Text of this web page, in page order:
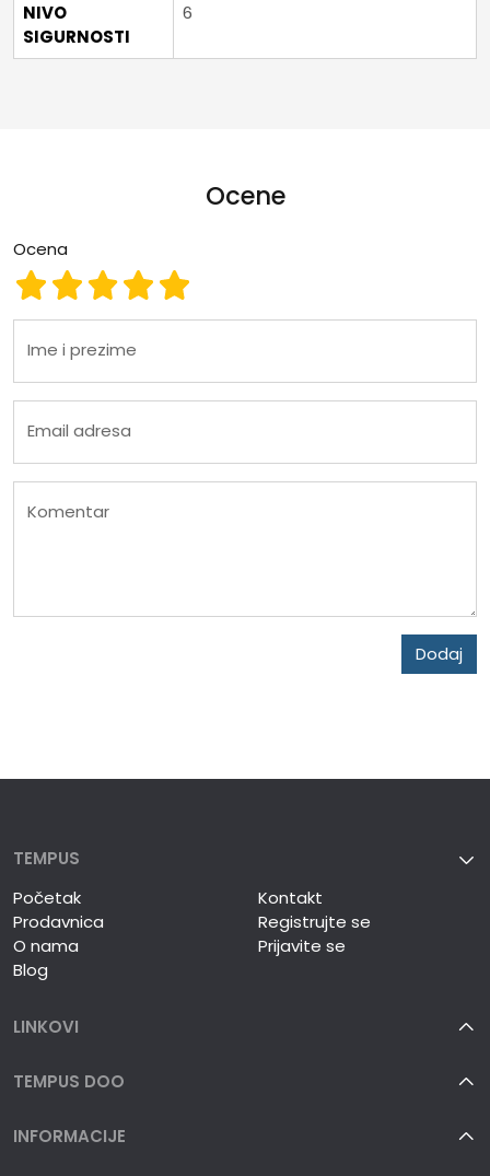
NIVO
SIGURNOSTI
6
Ocene
Ocena
Ocena 5
Ocena 4
Ocena 3
Ocena 2
Ocena 1
Ime i prezime
Email adresa
Komentar
Dodaj
TEMPUS
Početak
Prodavnica
O nama
Blog
Kontakt
Registrujte se
Prijavite se
LINKOVI
TEMPUS DOO
INFORMACIJE